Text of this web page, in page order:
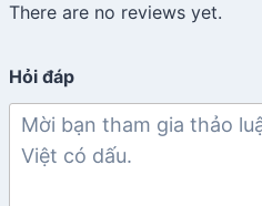
There are no reviews yet.
Hỏi đáp